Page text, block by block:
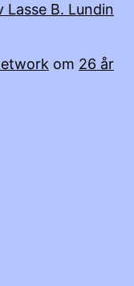
Lasse B. Lundin
om 26 år